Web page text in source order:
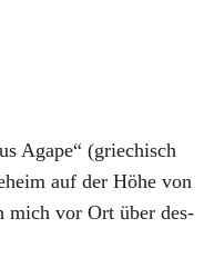
Aga­pe“ (grie­chisch
auf der Höhe von
mich vor Ort über des­